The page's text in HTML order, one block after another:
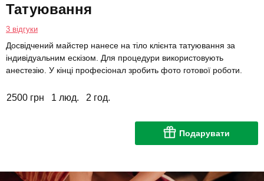
Татуювання
3 відгуки
Досвідчений майстер нанесе на тіло клієнта татуювання за
індивідуальним ескізом. Для процедури використовують
анестезію. У кінці професіонал зробить фото готової роботи.
2500 грн 1 люд. 2 год.
Подарувати